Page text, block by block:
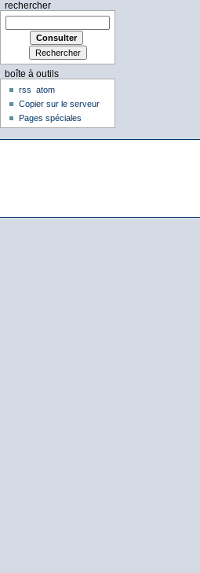
rechercher
boîte à outils
rss
atom
Copier sur le serveur
Pages spéciales